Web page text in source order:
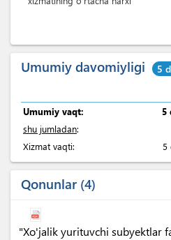
Umumiy davomiyligi 5
Umumiy vaqt:
5
shu jumladan:
Xizmat vaqti:
5
Qonunlar 4
"Xo'jalik yurituvchi subyektlar